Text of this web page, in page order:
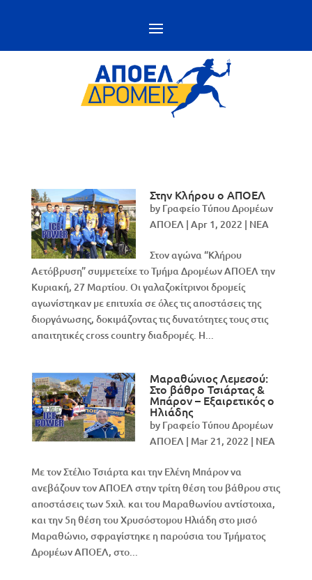
Στην Κλήρου ο ΑΠΟΕΛ
by Γραφείο Τύπου Δρομέων
ΑΠΟΕΛ | Apr 1, 2022 | NEA
Στον αγώνα “Κλήρου
Αετόβρυση” συμμετείχε το Τμήμα Δρομέων ΑΠΟΕΛ την
Κυριακή, 27 Μαρτίου. Οι γαλαζοκίτρινοι δρομείς
αγωνίστηκαν με επιτυχία σε όλες τις αποστάσεις της
διοργάνωσης, δοκιμάζοντας τις δυνατότητες τους στις
απαιτητικές cross country διαδρομές. Η...
Μαραθώνιος Λεμεσού:
Στο βάθρο Τσιάρτας &
Μπάρον – Εξαιρετικός ο
Ηλιάδης
by Γραφείο Τύπου Δρομέων
ΑΠΟΕΛ | Mar 21, 2022 | NEA
Με τον Στέλιο Τσιάρτα και την Ελένη Μπάρον να
ανεβάζουν τον ΑΠΟΕΛ στην τρίτη θέση του βάθρου στις
αποστάσεις των 5χιλ. και του Μαραθωνίου αντίστοιχα,
και την 5η θέση του Χρυσόστομου Ηλιάδη στο μισό
Μαραθώνιο, σφραγίστηκε η παρούσια του Τμήματος
Δρομέων ΑΠΟΕΛ, στο...